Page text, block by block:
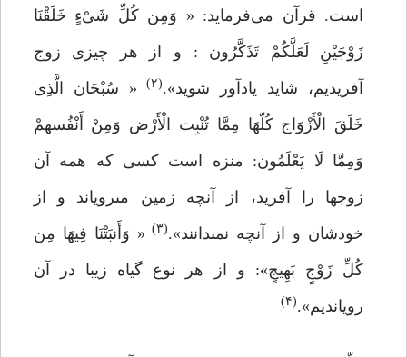
است. قرآن می‌فرماید: « وَمِن کُلِّ شَیْءٍ خَلَقْنَا
زَوْجَیْنِ لَعَلَّکُمْ تَذَکَّرُون : و از هر چیزی زوج
آفریدیم، شاید یادآور شوید».(۲)
« سُبْحَان الَّذِی
خَلَقَ الْأَزْوَاج کُلّهَا مِمَّا تُنْبِت الْأَرْض وَمِنْ أَنْفُسهمْ
وَمِمَّا لَا یَعْلَمُون: منزه است کسى که همه آن
زوج‏ها را آفرید، از آنچه زمین مى‏رویاند و از
خودشان و از آنچه نمى‏دانند».(۳)
« وَأَنبَتْنَا فِیهَا مِن
کُلِّ زَوْجٍ بَهِیجٍ»: و از هر نوع گیاه‏ زیبا در آن
رویاندیم».(۴)